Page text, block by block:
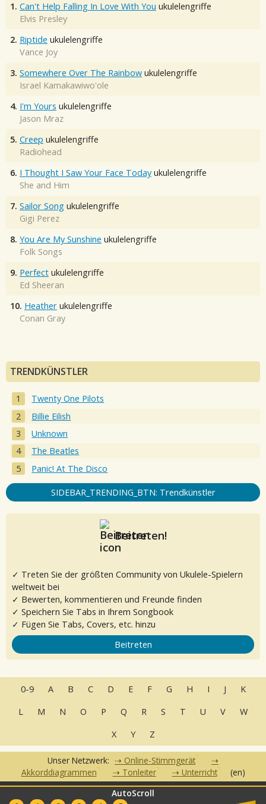
AutoScroll
1. Can't Help Falling In Love With You ukulelengriffe
Elvis Presley
2. Riptide ukulelengriffe
Vance Joy
3. Somewhere Over The Rainbow ukulelengriffe
Israel Kamakawiwo'ole
4. I'm Yours ukulelengriffe
Jason Mraz
5. Creep ukulelengriffe
Radiohead
6. I Thought I Saw Your Face Today ukulelengriffe
She and Him
7. Sailor Song ukulelengriffe
Gigi Perez
8. You Are My Sunshine ukulelengriffe
Folk Songs
9. Perfect ukulelengriffe
Ed Sheeran
10. Heather ukulelengriffe
Conan Gray
TRENDKÜNSTLER
Twenty One Pilots
Billie Eilish
Unknown
The Beatles
Panic! At The Disco
SIDEBAR_TRENDING_BTN: Trendkünstler
Beitreten!
✓ Treten Sie der größten Community von Ukulele-Spielern
weltweit bei
✓ Bewerten, kommentieren und Freunde finden
✓ Speichern Sie Tabs in Ihrem Songbook
✓ Fügen Sie Tabs, Covers, etc. hinzu
Beitreten
0-9 A B C D E F G H I J
K
L
M N O P Q R S T U V
W
X
Y Z
Unser Netzwerk:
Online-Stimmgerät
Akkorddiagrammen
Tonleiter Unterricht (en)
Nutzungsbedingungen